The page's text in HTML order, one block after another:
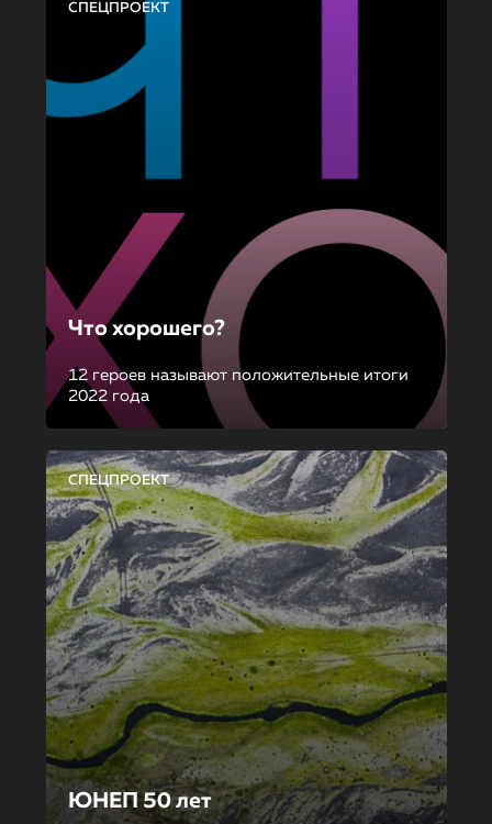
СПЕЦПРОЕКТ
Что хорошего?
12 героев называют положительные итоги
2022 года
СПЕЦПРОЕКТ
ЮНЕП 50 лет